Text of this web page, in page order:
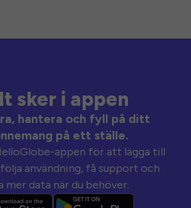
sker i appen
hantera och fyll på ditt
på ett ställe.
appen för att lägga till
användning, få support och
mer data när du behöver.